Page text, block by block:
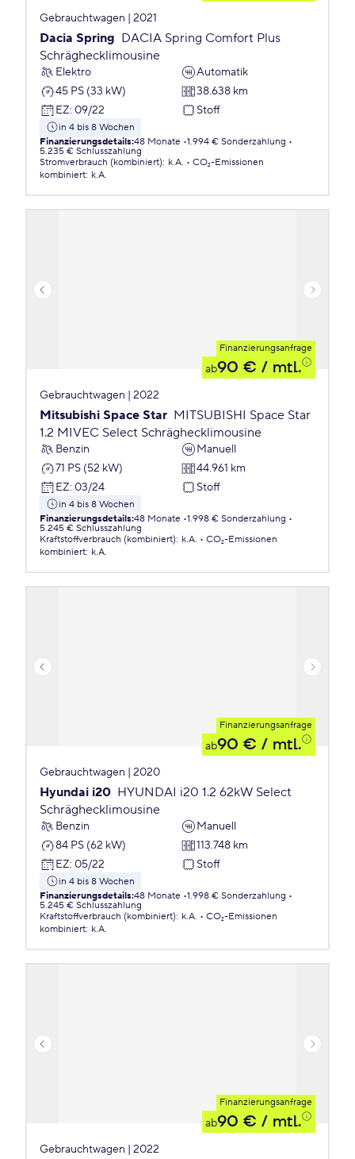
Gebrauchtwagen | 2021
Dacia Spring DACIA Spring Comfort Plus
Schräghecklimousine
Elektro
Automatik
45 PS (33 kW)
38.638 km
EZ: 09/22 Stoff
in 4 bis 8 Wochen
Finanzierungsdetails:48 Monate 1.994 € Sonderzahlung
5.235 € Schlusszahlung
Stromverbrauch (kombiniert): k.A.
CO₂-Emissionen
kombiniert: k.A.
Finanzierungsanfrage
ab90 € / mtl.
Gebrauchtwagen | 2022
Mitsubishi Space Star MITSUBISHI Space Star
1.2 MIVEC Select Schräghecklimousine
Benzin
Manuell
71 PS (52 kW)
44.961 km
EZ: 03/24 Stoff
in 4 bis 8 Wochen
Finanzierungsdetails:48 Monate 1.998 € Sonderzahlung
5.245 € Schlusszahlung
Kraftstoffverbrauch (kombiniert): k.A.
CO₂-Emissionen
kombiniert: k.A.
Finanzierungsanfrage
ab90 € / mtl.
Gebrauchtwagen | 2020
Hyundai i20 HYUNDAI i20 1.2 62kW Select
Schräghecklimousine
Benzin
Manuell
84 PS (62 kW)
113.748 km
EZ: 05/22 Stoff
in 4 bis 8 Wochen
Finanzierungsdetails:48 Monate 1.998 € Sonderzahlung
5.245 € Schlusszahlung
Kraftstoffverbrauch (kombiniert): k.A.
CO₂-Emissionen
kombiniert: k.A.
Finanzierungsanfrage
ab90 € / mtl.
Gebrauchtwagen | 2022